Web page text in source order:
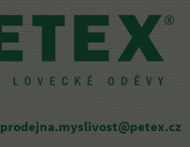
prodejna.myslivost@petex.cz